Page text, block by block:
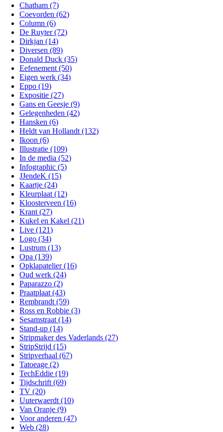
Chatham (7)
Coevorden (62)
Column (6)
De Ruyter (72)
Dirkjan (14)
Diversen (89)
Donald Duck (35)
Eefenement (50)
Eigen werk (34)
Eppo (19)
Expositie (27)
Gans en Geesje (9)
Gelegenheden (42)
Hansken (6)
Heldt van Hollandt (132)
Ikoon (6)
Illustratie (109)
In de media (52)
Infographic (5)
JJendeK (15)
Kaartje (24)
Kleurplaat (12)
Kloosterveen (16)
Krant (27)
Kukel en Kakel (21)
Live (121)
Logo (34)
Lustrum (13)
Opa (139)
Opklapatelier (16)
Oud werk (24)
Paparazzo (2)
Praatplaat (43)
Rembrandt (59)
Ross en Robbie (3)
Sesamstraat (14)
Stand-up (14)
Stripmaker des Vaderlands (27)
StripStrijd (15)
Stripverhaal (67)
Tatoeage (2)
TechEddie (19)
Tijdschrift (69)
TV (20)
Uuterwaerdt (10)
Van Oranje (9)
Voor anderen (47)
Web (28)